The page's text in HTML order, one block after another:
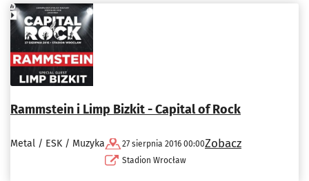
Rammstein i Limp Bizkit - Capital of Rock
Metal / ESK / Muzyka
27 sierpnia 2016 00:00
Stadion Wrocław
Zobacz